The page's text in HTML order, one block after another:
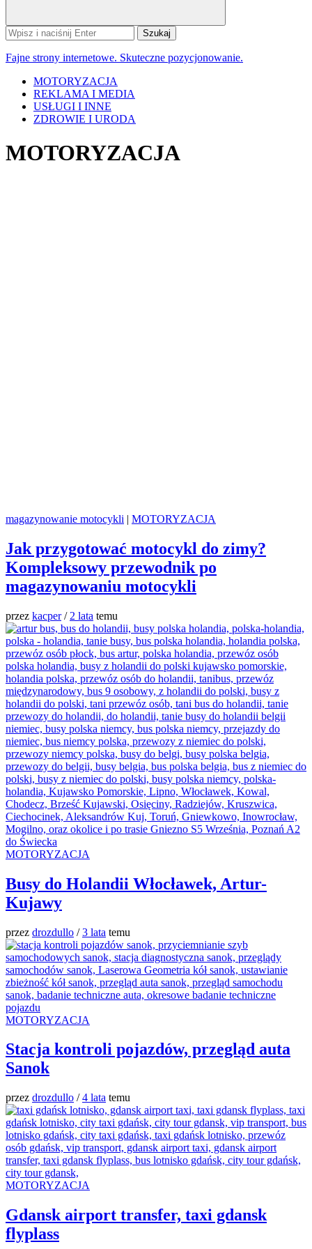
Szukaj:
Fajne strony internetowe. Skuteczne pozycjonowanie.
MOTORYZACJA
REKLAMA I MEDIA
USŁUGI I INNE
ZDROWIE I URODA
MOTORYZACJA
magazynowanie motocykli | MOTORYZACJA
Jak przygotować motocykl do zimy?
Kompleksowy przewodnik po
magazynowaniu motocykli
przez kacper/ 2 lata temu
MOTORYZACJA
Busy do Holandii Włocławek, Artur-
Kujawy
przez drozdullo /3 lata temu
MOTORYZACJA
Stacja kontroli pojazdów, przegląd auta
Sanok
przez drozdullo /4 lata temu
MOTORYZACJA
Gdansk airport transfer, taxi gdansk
flyplass